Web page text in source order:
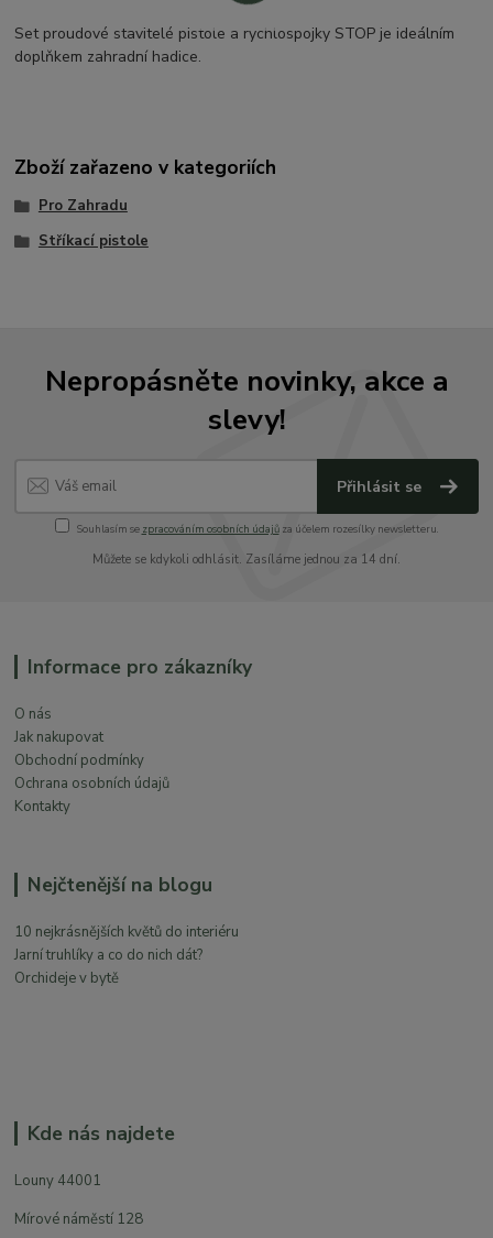
Set proudové stavitelé pistole a rychlospojky STOP je ideálním
doplňkem zahradní hadice.
Zboží zařazeno v kategoriích
Pro Zahradu
Stříkací pistole
Nepropásněte novinky, akce a
slevy!
Přihlásit se
Souhlasím se zpracováním osobních údajůza účelem rozesílky newsletteru.
Můžete se kdykoli odhlásit. Zasíláme jednou za 14 dní.
Informace pro zákazníky
O nás
Jak nakupovat
Obchodní podmínky
Ochrana osobních údajů
Kontakty
Nejčtenější na blogu
10 nejkrásnějších květů do interiéru
Jarní truhlíky a co do nich dát?
Orchideje v bytě
Kde nás najdete
Louny 44001
Mírové náměstí 128